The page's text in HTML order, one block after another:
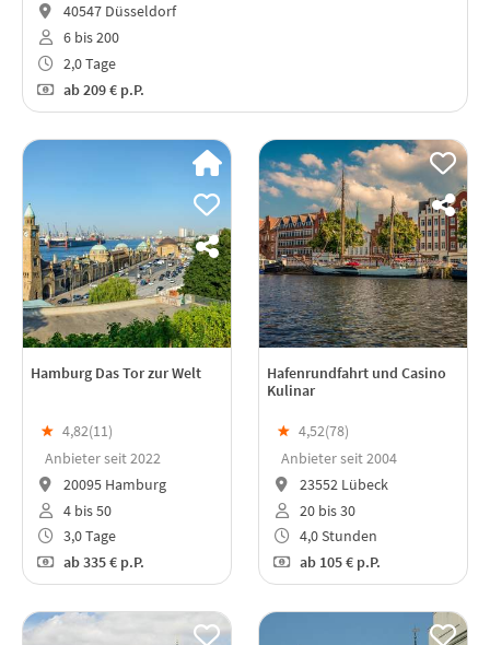
40547 Düsseldorf
6 bis 200
2,0 Tage
ab209 € p.P.
Hamburg Das Tor zur Welt
★ 4,82(11)
Anbieter seit 2022
20095 Hamburg
4 bis 50
3,0 Tage
ab335 € p.P.
Hafenrundfahrt und Casino
Kulinar
★ 4,52(78)
Anbieter seit 2004
23552 Lübeck
20 bis 30
4,0 Stunden
ab105 € p.P.